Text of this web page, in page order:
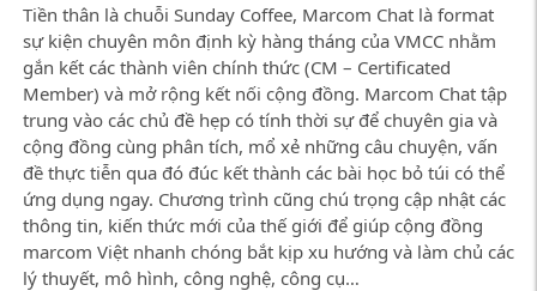
Tiền thân là chuỗi Sunday Coffee, Marcom Chat là format
sự kiện chuyên môn định kỳ hàng tháng của VMCC nhằm
gắn kết các thành viên chính thức (CM – Certificated
Member) và mở rộng kết nối cộng đồng. Marcom Chat tập
trung vào các chủ đề hẹp có tính thời sự để chuyên gia và
cộng đồng cùng phân tích, mổ xẻ những câu chuyện, vấn
đề thực tiễn qua đó đúc kết thành các bài học bỏ túi có thể
ứng dụng ngay. Chương trình cũng chú trọng cập nhật các
thông tin, kiến thức mới của thế giới để giúp cộng đồng
marcom Việt nhanh chóng bắt kịp xu hướng và làm chủ các
lý thuyết, mô hình, công nghệ, công cụ…